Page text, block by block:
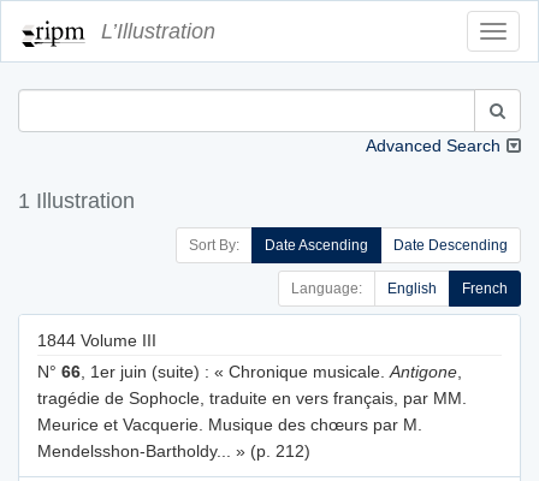
L’Illustration
Advanced Search
1 Illustration
Sort By: Date Ascending Date Descending
Language: English French
1844 Volume III
N° 66 , 1er juin (suite) : « Chronique musicale. Antigone
tragédie de Sophocle, traduite en vers français, par MM.
Meurice et Vacquerie. Musique des chœurs par M.
Mendelsshon-Bartholdy... » (p. 212)